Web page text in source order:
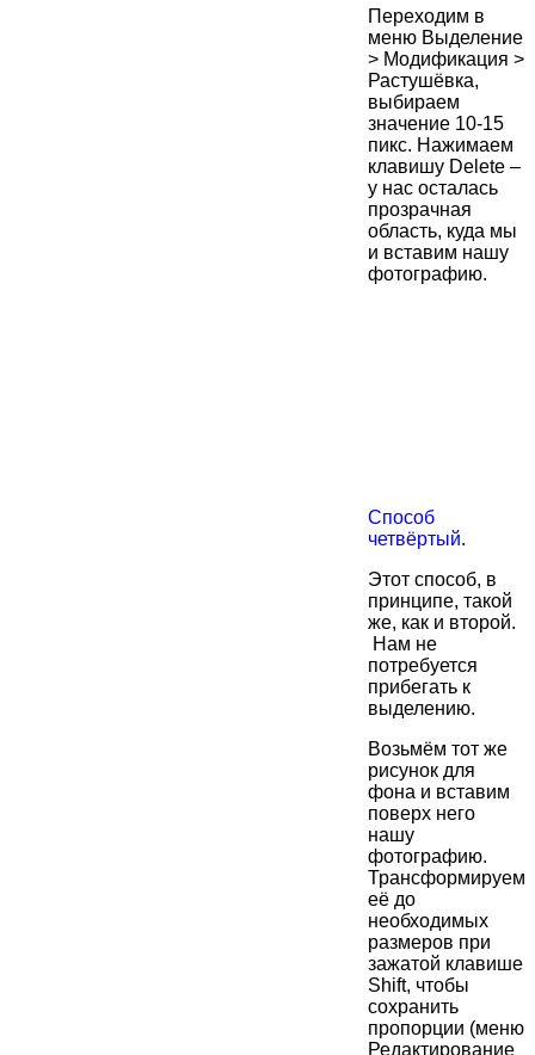
Переходим в
меню Выделение
> Модификация >
Растушёвка,
выбираем
значение 10-15
пикс. Нажимаем
клавишу Delete –
у нас осталась
прозрачная
область, куда мы
и вставим нашу
фотографию.
Способ
четвёртый.
Этот способ, в
принципе, такой
же, как и второй.
Нам не
потребуется
прибегать к
выделению.
Возьмём тот же
рисунок для
фона и вставим
поверх него
нашу
фотографию.
Трансформируем
её до
необходимых
размеров при
зажатой клавише
Shift, чтобы
сохранить
пропорции (меню
Редактирование